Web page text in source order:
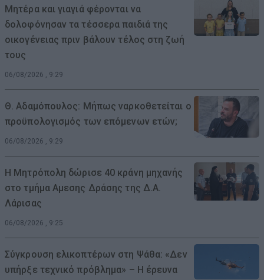
Μητέρα και γιαγιά φέρονται να
δολοφόνησαν τα τέσσερα παιδιά της
οικογένειας πριν βάλουν τέλος στη ζωή
τους
06/08/2026 , 9:29
Θ. Αδαμόπουλος: Μήπως ναρκοθετείται ο
προϋπολογισμός των επόμενων ετών;
06/08/2026 , 9:29
Η Μητρόπολη δώρισε 40 κράνη μηχανής
στο τμήμα Αμεσης Δράσης της Δ.Α.
Λάρισας
06/08/2026 , 9:25
Σύγκρουση ελικοπτέρων στη Ψάθα: «Δεν
υπήρξε τεχνικό πρόβλημα» – Η έρευνα